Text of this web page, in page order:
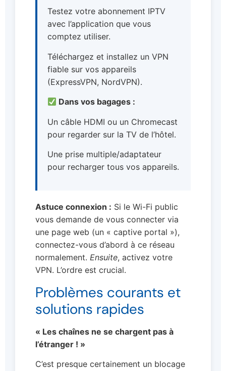
Testez votre abonnement IPTV
avec l’application que vous
comptez utiliser.
Téléchargez et installez un VPN
fiable sur vos appareils
(ExpressVPN, NordVPN).
Dans vos bagages :
Un câble HDMI ou un Chromecast
pour regarder sur la TV de l’hôtel.
Une prise multiple/adaptateur
pour recharger tous vos appareils.
Astuce connexion : Si le Wi-Fi public
vous demande de vous connecter via
une page web (un « captive portal »),
connectez-vous d’abord à ce réseau
normalement. Ensuite, activez votre
VPN. L’ordre est crucial.
Problèmes courants et
solutions rapides
« Les chaînes ne se chargent pas à
l’étranger ! »
C’est presque certainement un blocage